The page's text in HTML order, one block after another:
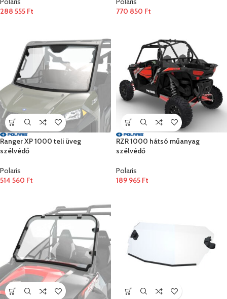
288 555 Ft
770 850 Ft
Ranger XP 1000 teli üveg
szélvédő
Polaris
514 560 Ft
RZR 1000 hátsó műanyag
szélvédő
Polaris
189 965 Ft